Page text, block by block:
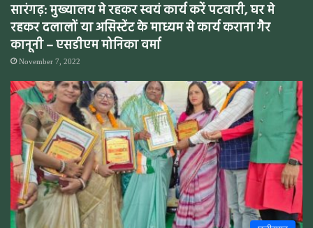
सारंगढ़: मुख्यालय मे रहकर स्वयं कार्य करें पटवारी, घर मे
रहकर दलालों या असिस्टेंट के माध्यम से कार्य कराना गैर
कानूनी – एसडीएम मोनिका वर्मा
November 7, 2022